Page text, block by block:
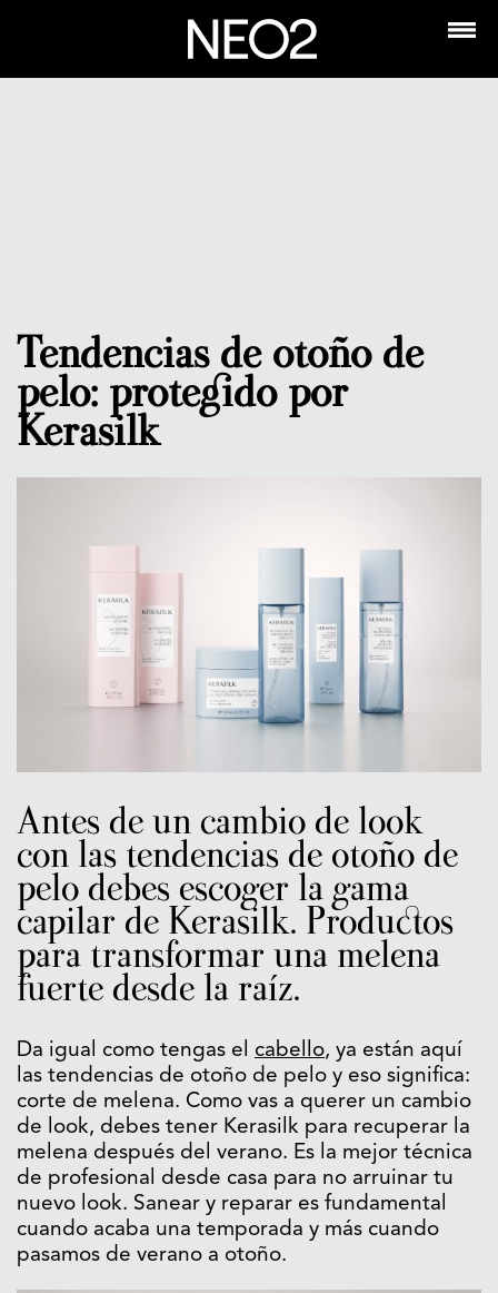
Tendencias de otoño de
pelo: protegido por
Kerasilk
Antes de un cambio de look
con las tendencias de otoño de
pelo debes escoger la gama
capilar de Kerasilk. Productos
para transformar una melena
fuerte desde la raíz.
Da igual como tengas el cabello, ya están aquí
las tendencias de otoño de pelo y eso significa:
corte de melena. Como vas a querer un cambio
de look, debes tener Kerasilk para recuperar la
melena después del verano. Es la mejor técnica
de profesional desde casa para no arruinar tu
nuevo look. Sanear y reparar es fundamental
cuando acaba una temporada y más cuando
pasamos de verano a otoño.